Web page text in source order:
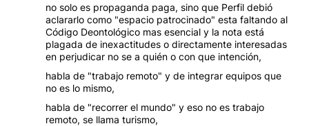
no solo es propaganda paga, sino que Perfil debió
aclararlo como "espacio patrocinado" esta faltando al
Código Deontológico mas esencial y la nota está
plagada de inexactitudes o directamente interesadas
en perjudicar no se a quién o con que intención,
habla de "trabajo remoto" y de integrar equipos que
no es lo mismo,
habla de "recorrer el mundo" y eso no es trabajo
remoto, se llama turismo,